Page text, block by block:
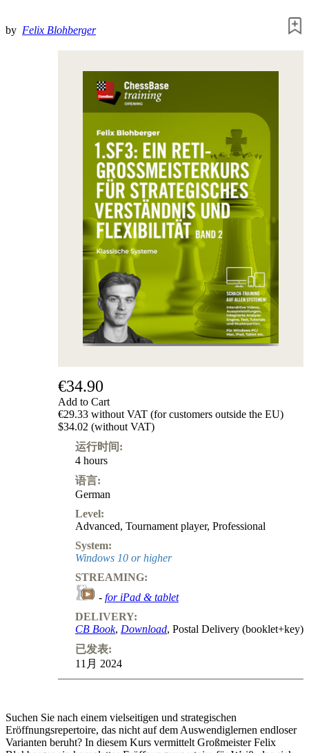
by Felix Blohberger
€34.90
Add to Cart
€29.33 without VAT (for customers outside the EU)
$34.02 (without VAT)
运行时间:
4 hours
语言:
German
Level:
Advanced, Tournament player, Professional
System:
Windows 10 or higher
STREAMING:
- for iPad & tablet
DELIVERY:
CB Book, Download, Postal Delivery (booklet+key)
已发表:
11月 2024
Suchen Sie nach einem vielseitigen und strategischen
Eröffnungsrepertoire, das nicht auf dem Auswendiglernen endloser
Varianten beruht? In diesem Kurs vermittelt Großmeister Felix